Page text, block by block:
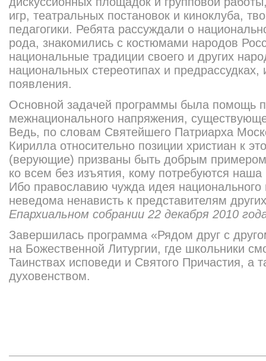
игр, театральных постановок и киноклуба,
педагогики. Ребята рассуждали о
рода, знакомились с костюмами народов
национальные традиции своего и других
национальных стереотипах и предрассудках,
появления.
Основной задачей программы была помощь
межнационального напряжения,
Ведь, по словам Святейшего Патриарха
Кирилла относительно позиции христиан к
(верующие) призваны быть добрым примером
ко всем без изъятия, кому потребуются
Ибо православию чужда идея национального
неведома ненависть к представителям
Епархиальном собрании 22 декабря 2010
Завершилась программа «Рядом друг с
на Божественной Литургии, где школьники
Таинствах исповеди и Святого Причастия, а
духовенством.